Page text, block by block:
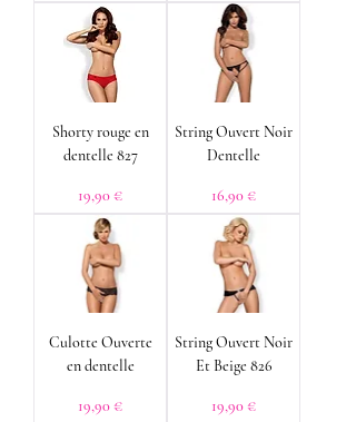
Shorty rouge en
dentelle 827
Prix
19,90 €
String Ouvert Noir
Dentelle
Prix
16,90 €
Culotte Ouverte
en dentelle
Prix
19,90 €
String Ouvert Noir
Et Beige 826
Prix
19,90 €